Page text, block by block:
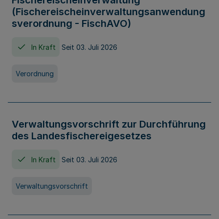
(Fischereischeinverwaltungsanwendung
sverordnung - FischAVO)
In Kraft Seit 03. Juli 2026
Verordnung
Verwaltungsvorschrift zur Durchführung
des Landesfischereigesetzes
In Kraft Seit 03. Juli 2026
Verwaltungsvorschrift